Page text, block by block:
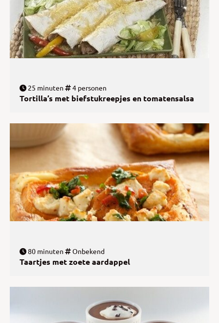
25 minuten 4 personen
Tortilla’s met biefstukreepjes en tomatensalsa
80 minuten Onbekend
Taartjes met zoete aardappel